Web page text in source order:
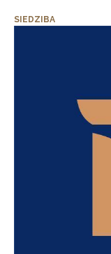
SIEDZIBA